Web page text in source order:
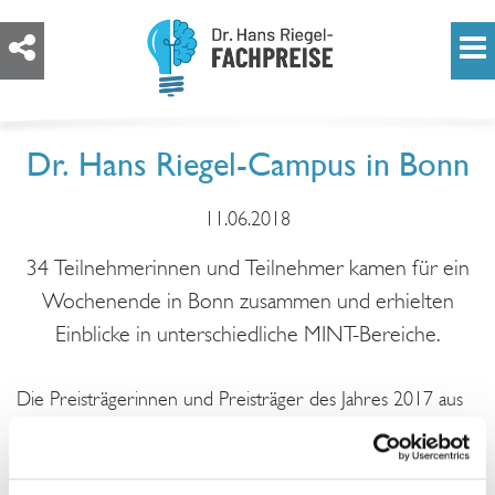
Dr. Hans Riegel-Campus in Bonn
11.06.2018
34 Teilnehmerinnen und Teilnehmer kamen für ein
Wochenende in Bonn zusammen und erhielten
Einblicke in unterschiedliche MINT-Bereiche.
Die Preisträgerinnen und Preisträger des Jahres 2017 aus
NRW und Rheinland-Pfalz waren vom 08. bis 10. Juni zum
Dr. Hans Riegel-Campus in Bonn eingeladen. 34